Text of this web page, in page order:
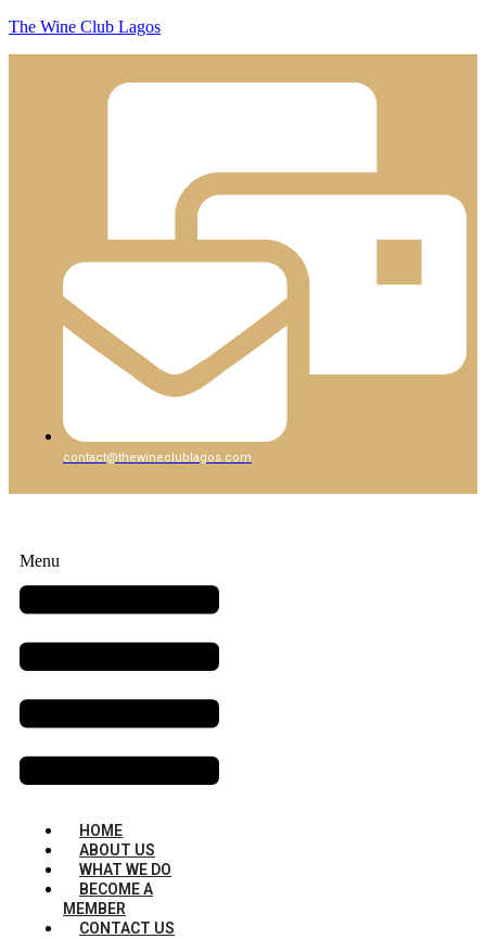
The Wine Club Lagos
contact@thewineclublagos.com
Menu
HOME
ABOUT US
WHAT WE DO
BECOME A
MEMBER
CONTACT US